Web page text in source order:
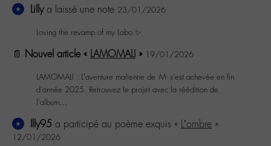
Lillya laissé une note 23/01/2026
Loving the revamp of my Labo ✨
📄 Nouvel article « LAMOMALI » 19/01/2026
LAMOMALI : L’aventure malienne de -M- s'est achevée en fin
d'année 2025. Retrouvez le projet avec la réédition de
l'album…
Illy95 a participé au poème exquis « L’ombre »
12/01/2026